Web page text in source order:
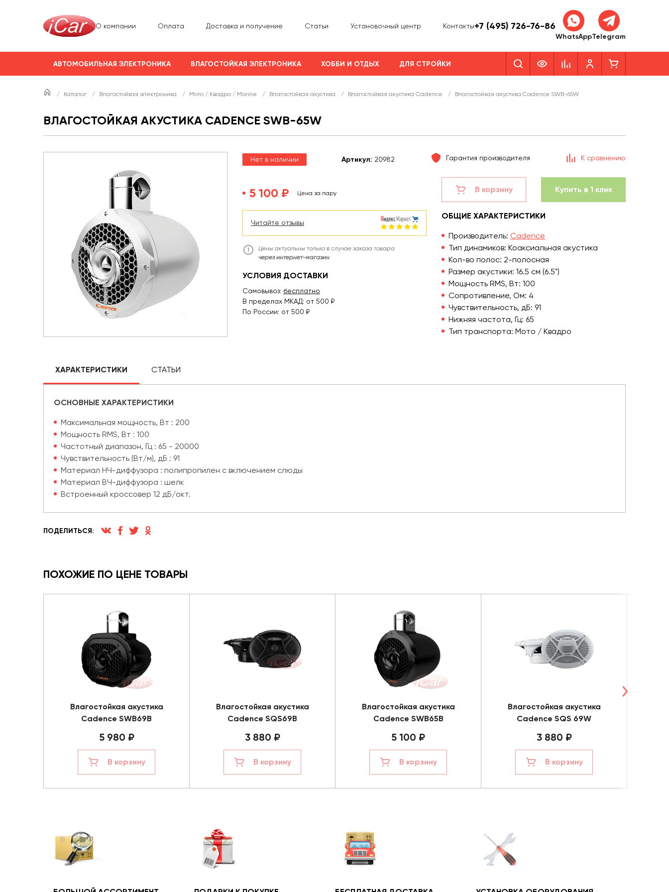
О компании Оплата Доставка и получение Статьи Установочный центр Контакты+7 (495) 726-76-86
WhatsAppTelegram
АВТОМОБИЛЬНАЯ ЭЛЕКТРОНИКА ВЛАГОСТОЙКАЯ ЭЛЕКТРОНИКА ХОББИ И ОТДЫХ ДЛЯ СТРОЙКИ
/ Каталог / Влагостойкая электроника / Мото / Квадро / Marine / Влагостойкая акустика / Влагостойкая акустика Cadence / Влагостойкая акустика Cadence SWB-65W
ВЛАГОСТОЙКАЯ АКУСТИКА CADENCE SWB-65W
Нет в наличии Артикул: 20982 Гарантия производителя К сравнению
5 100 ₽ Цена за пару
Читайте отзывы
Цены актуальны только в случае заказа товара
через интернет-магазин
УСЛОВИЯ ДОСТАВКИ
Самовывоз: бесплатно
В пределах МКАД: от 500 ₽
По России: от 500 ₽
В корзину Купить в 1 клик
ОБЩИЕ ХАРАКТЕРИСТИКИ
Производитель: Cadence
Тип динамиков: Коаксиальная акустика
Кол-во полос: 2-полосная
Размер акустики: 16.5 см (6.5")
Мощность RMS, Вт: 100
Сопротивление, Ом: 4
Чувствительность, дБ: 91
Нижняя частота, Гц: 65
Тип транспорта: Мото / Квадро
ХАРАКТЕРИСТИКИ
СТАТЬИ
ОСНОВНЫЕ ХАРАКТЕРИСТИКИ
Максимальная мощность, Вт : 200
Мощность RMS, Вт : 100
Частотный диапазон, Гц : 65 - 20000
Чувствительность (Вт/м), дБ : 91
Материал НЧ-диффузора : полипропилен с включением слюды
Материал ВЧ-диффузора : шелк
Встроенный кроссовер 12 дБ/окт.
ПОДЕЛИТЬСЯ:
ПОХОЖИЕ ПО ЦЕНЕ ТОВАРЫ
Влагостойкая акустика
Cadence SWB69B
5 980 ₽
В корзину
Влагостойкая акустика
Cadence SQS69B
3 880 ₽
В корзину
Влагостойкая акустика
Cadence SWB65B
5 100 ₽
В корзину
Влагостойкая акустика
Cadence SQS 69W
3 880 ₽
В корзину